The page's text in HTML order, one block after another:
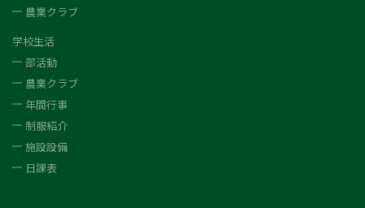
農業クラブ
学校生活
部活動
農業クラブ
年間行事
制服紹介
施設設備
日課表